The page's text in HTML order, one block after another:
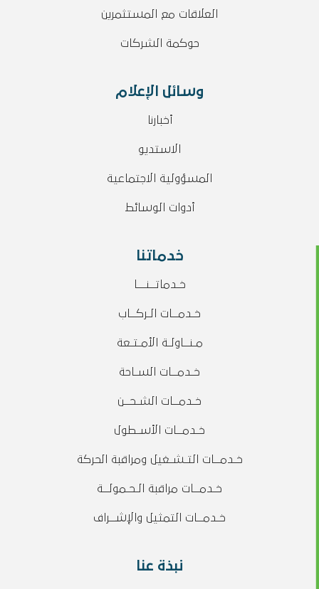
العلاقات مع المستثمرين
حوكمة الشركات
وسائل الإعلام
أخبارنا
الاستديو
المسؤولية الاجتماعية
أدوات الوسائط
خدماتنا
خـدماتــنـــا
خـدمــات الـركــاب
مـنــاولـة الأمـتـعة
خـدمــات السـاحة
خـدمــات الشـحــن
خـدمــات الأسـطول
خـدمــات التـشـغيل ومراقبة الحركة
خـدمــات مراقبة الـحـمولــة
خـدمــات التمثيل والإشــراف
نبذة عنا